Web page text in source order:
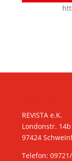
REVISTA e.K.
Londonstr. 14b
97424
Telefon: